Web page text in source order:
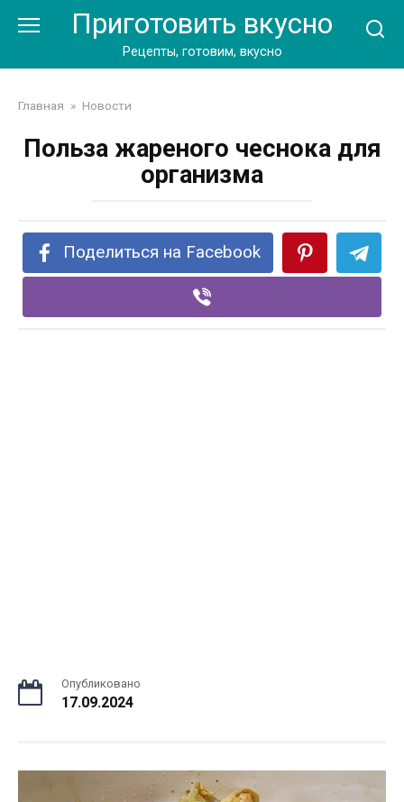
Приготовить вкусно
Рецепты, готовим, вкусно
Главная » Новости
Польза жареного чеснока для
организма
Поделиться на Facebook
Опубликовано
17.09.2024